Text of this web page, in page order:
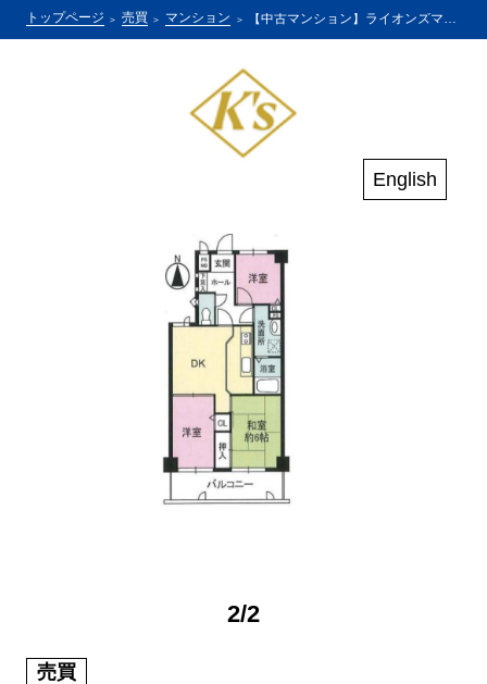
English
トップページ 売買 マンション 【中古マンション】ライオンズマンション住吉川公園
2/2
売買